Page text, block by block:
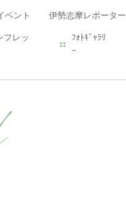
ベント 伊勢志摩レポーター
フレッ
ﾌｫﾄｷﾞｬﾗﾘ
ｰ